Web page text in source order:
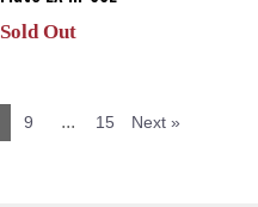
Sold Out
9 ... 15 Next »